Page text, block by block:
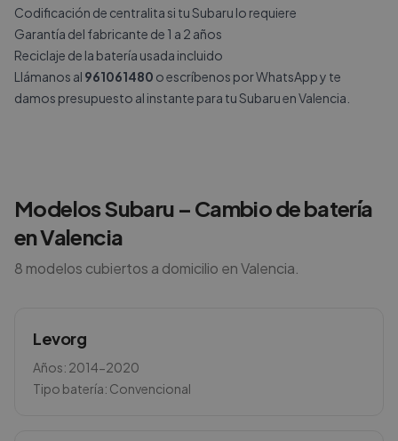
Codificación de centralita si tu Subaru lo requiere
Garantía del fabricante de 1 a 2 años
Reciclaje de la batería usada incluido
Llámanos al 961061480 o escríbenos porWhatsAppy te
damos presupuesto al instante para tu Subaru en Valencia.
ModelosSubaru – Cambio de batería
enValencia
8 modelos cubiertos a domicilio enValencia
Levorg
Años: 2014-2020
Tipo batería: Convencional